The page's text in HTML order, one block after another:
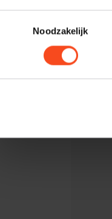
Noodzakelijk
WiiM